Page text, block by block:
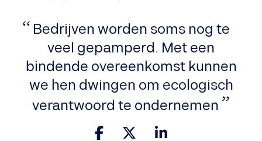
Bedrijven worden soms nog te
veel gepamperd. Met een
bindende overeenkomst kunnen
we hen dwingen om ecologisch
verantwoord te ondernemen